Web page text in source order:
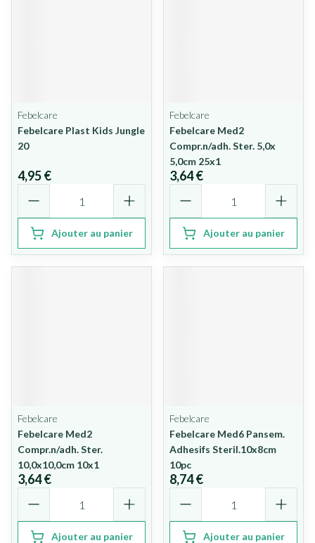
Febelcare
Febelcare Plast Kids Jungle
20
4,95 €
Ajouter au panier
Febelcare
Febelcare Med2
Compr.n/adh. Ster. 5,0x
5,0cm 25x1
3,64 €
Ajouter au panier
Febelcare
Febelcare Med2
Compr.n/adh. Ster.
10,0x10,0cm 10x1
3,64 €
Ajouter au panier
Febelcare
Febelcare Med6 Pansem.
Adhesifs Steril.10x8cm
10pc
8,74 €
Ajouter au panier